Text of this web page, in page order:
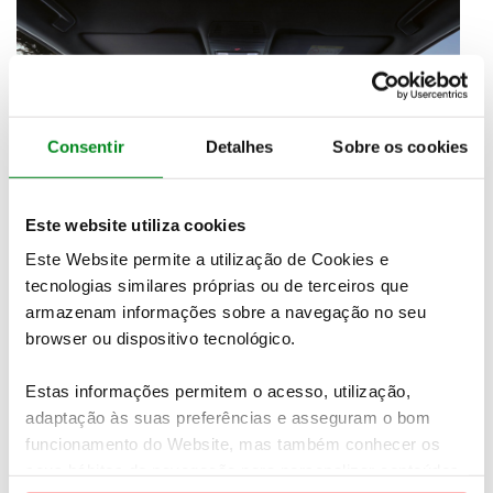
Consentir Detalhes Sobre os cookies
Este website utiliza cookies
Este Website permite a utilização de Cookies e
tecnologias similares próprias ou de terceiros que
armazenam informações sobre a navegação no seu
browser ou dispositivo tecnológico.
Estas informações permitem o acesso, utilização,
adaptação às suas preferências e asseguram o bom
funcionamento do Website, mas também conhecer os
Sendo o primeiro modelo da Volkswagen a estrear o
inovadores. O Park Assist Plus e função de memória
permite ao carro memorizar e aprender
determinadas manobras e repeti-las de forma
automática.Também ficou mais fácil de carregar,